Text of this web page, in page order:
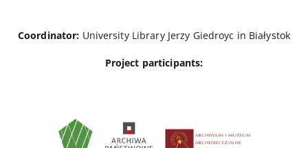
Coordinator: University Library Jerzy Giedroyc in Białystok
Project participants: